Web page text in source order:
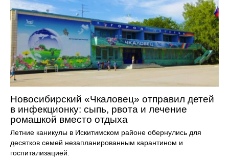
Новосибирский «Чкаловец» отправил детей
в инфекционку: сыпь, рвота и лечение
ромашкой вместо отдыха
Летние каникулы в Искитимском районе обернулись для
десятков семей незапланированным карантином и
госпитализацией.